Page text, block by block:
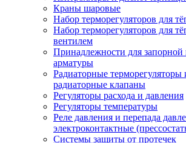
Краны шаровые
Набор терморегуляторов для
Набор терморегуляторов для
вентилем
Принадлежности для
арматуры
Радиаторные терморегуляторы
радиаторные клапаны
Регуляторы расхода и давления
Регуляторы температуры
Реле давления и перепада
электроконтактные
Системы защиты от протечек